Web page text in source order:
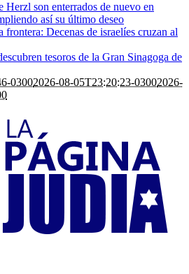
Herzl son enterrados de nuevo en
así su último deseo
frontera: Decenas de israelíes cruzan al
tesoros de la Gran Sinagoga de
03002026-08-05T23:20:23-03002026-